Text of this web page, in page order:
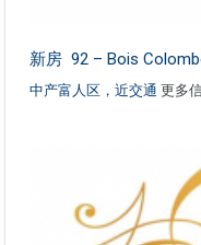
新房 92 – Bois
中产富人区，近交通 更多